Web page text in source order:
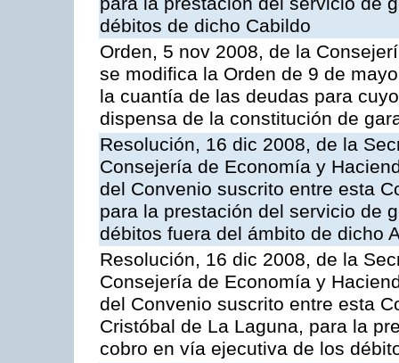
débitos de dicho Cabildo
Orden, 5 nov 2008, de la
se modifica la Orden de 9 de
la cuantía de las deudas para
dispensa de la constitución de
Resolución, 16 dic 2008, de la
Consejería de Economía y
del Convenio suscrito entre esta
para la prestación del servicio de
débitos fuera del ámbito de dicho
Resolución, 16 dic 2008, de la
Consejería de Economía y
del Convenio suscrito entre esta
Cristóbal de La Laguna, para la
cobro en vía ejecutiva de los